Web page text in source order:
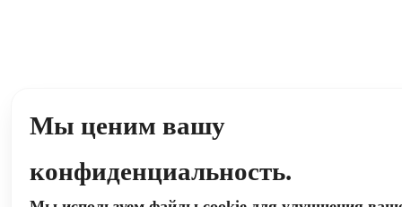
Мы ценим вашу
конфиденциальность.